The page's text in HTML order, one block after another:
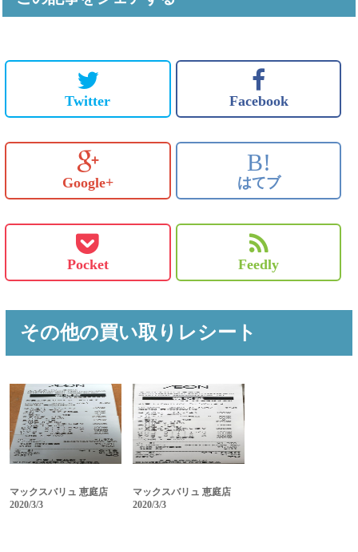
Twitter Facebook
Google+
B!
はてブ
Pocket Feedly
その他の買い取りレシート
マックスバリュ 恵庭店
2020/3/3
マックスバリュ 恵庭店
2020/3/3